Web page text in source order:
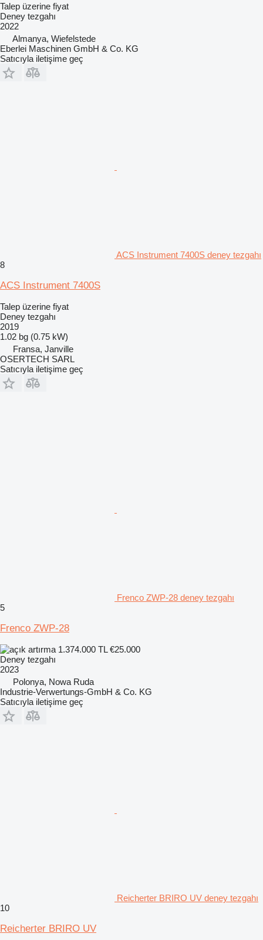
Talep üzerine fiyat
Deney tezgahı
2022
Almanya, Wiefelstede
Eberlei Maschinen GmbH & Co. KG
Satıcıyla iletişime geç
ACS Instrument 7400S deney tezgahı
8
ACS Instrument 7400S
Talep üzerine fiyat
Deney tezgahı
2019
1.02 bg (0.75 kW)
Fransa, Janville
OSERTECH SARL
Satıcıyla iletişime geç
Frenco ZWP-28 deney tezgahı
5
Frenco ZWP-28
1.374.000 TL€25.000
Deney tezgahı
2023
Polonya, Nowa Ruda
Industrie-Verwertungs-GmbH & Co. KG
Satıcıyla iletişime geç
Reicherter BRIRO UV deney tezgahı
10
Reicherter BRIRO UV